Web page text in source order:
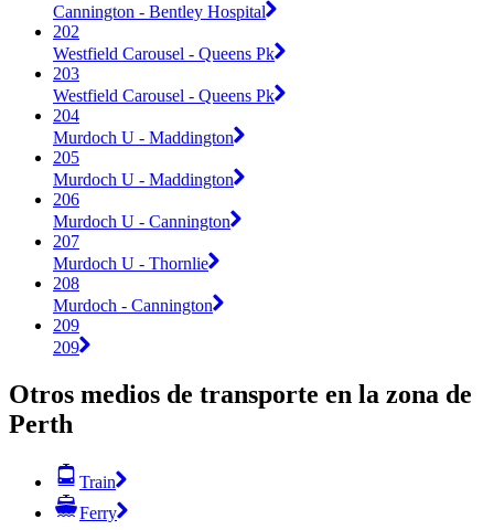
Cannington - Bentley Hospital
202
Westfield Carousel - Queens Pk
203
Westfield Carousel - Queens Pk
204
Murdoch U - Maddington
205
Murdoch U - Maddington
206
Murdoch U - Cannington
207
Murdoch U - Thornlie
208
Murdoch - Cannington
209
209
Otros medios de transporte en la zona de
Perth
Train
Ferry